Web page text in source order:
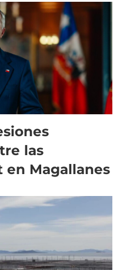
las
en Magallanes